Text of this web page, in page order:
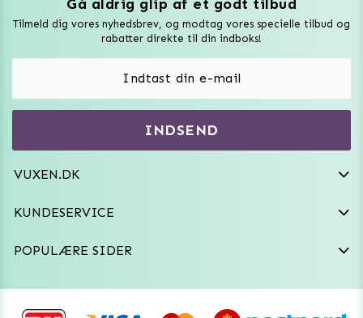
Gå aldrig glip af et godt tilbud
Tilmeld dig vores nyhedsbrev, og modtag vores specielle tilbud og
rabatter direkte til din indboks!
INDSEND
VUXEN.DK
VAT: SE556744520901
kundeservice@vuxen.dk
KUNDESERVICE
Fortryd aftale
POPULÆRE SIDER
Vuxen Magazine
Vibratorer
Frækt undertøj